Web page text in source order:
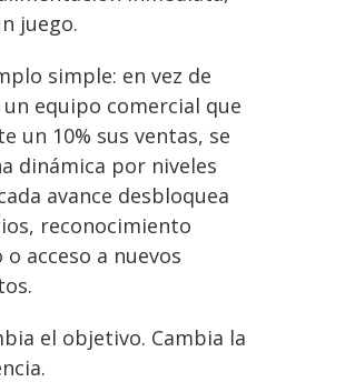
juego.
simple: en vez de
equipo comercial que
un 10% sus ventas, se
dinámica por niveles
avance desbloquea
reconocimiento
acceso a nuevos
el objetivo. Cambia la